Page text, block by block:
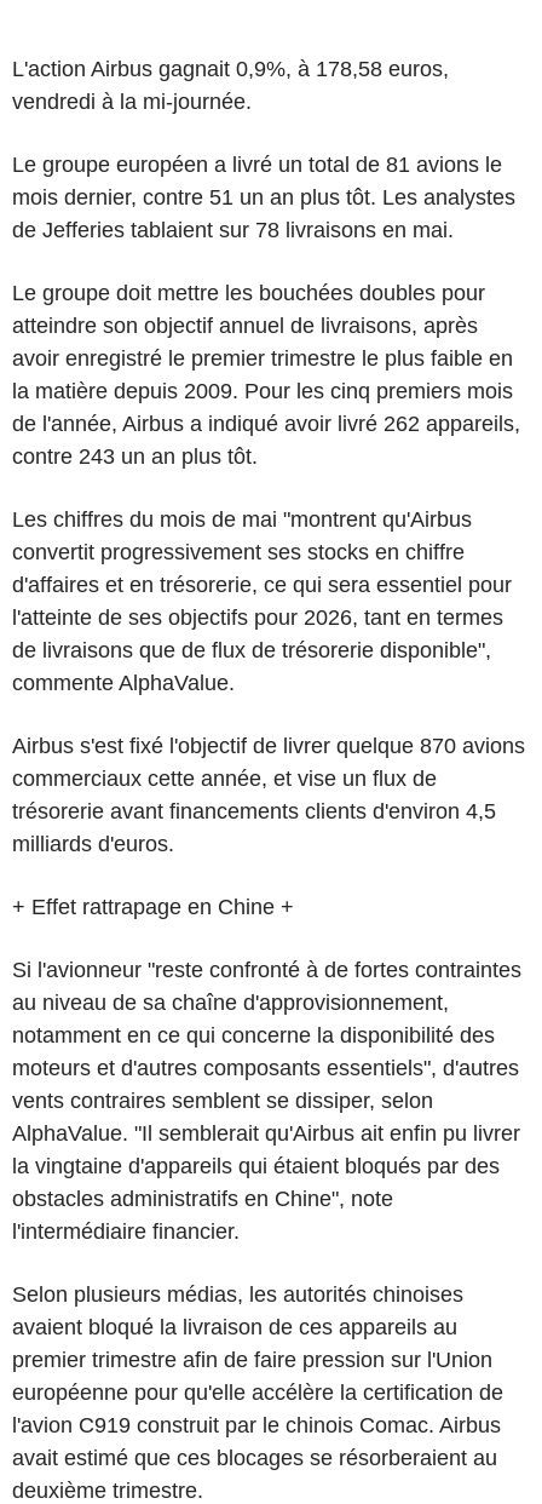
L'action Airbus gagnait 0,9%, à 178,58 euros,
vendredi à la mi-journée.
Le groupe européen a livré un total de 81 avions le
mois dernier, contre 51 un an plus tôt. Les analystes
de Jefferies tablaient sur 78 livraisons en mai.
Le groupe doit mettre les bouchées doubles pour
atteindre son objectif annuel de livraisons, après
avoir enregistré le premier trimestre le plus faible en
la matière depuis 2009. Pour les cinq premiers mois
de l'année, Airbus a indiqué avoir livré 262 appareils,
contre 243 un an plus tôt.
Les chiffres du mois de mai "montrent qu'Airbus
convertit progressivement ses stocks en chiffre
d'affaires et en trésorerie, ce qui sera essentiel pour
l'atteinte de ses objectifs pour 2026, tant en termes
de livraisons que de flux de trésorerie disponible",
commente AlphaValue.
Airbus s'est fixé l'objectif de livrer quelque 870 avions
commerciaux cette année, et vise un flux de
trésorerie avant financements clients d'environ 4,5
milliards d'euros.
+ Effet rattrapage en Chine +
Si l'avionneur "reste confronté à de fortes contraintes
au niveau de sa chaîne d'approvisionnement,
notamment en ce qui concerne la disponibilité des
moteurs et d'autres composants essentiels", d'autres
vents contraires semblent se dissiper, selon
AlphaValue. "Il semblerait qu'Airbus ait enfin pu livrer
la vingtaine d'appareils qui étaient bloqués par des
obstacles administratifs en Chine", note
l'intermédiaire financier.
Selon plusieurs médias, les autorités chinoises
avaient bloqué la livraison de ces appareils au
premier trimestre afin de faire pression sur l'Union
européenne pour qu'elle accélère la certification de
l'avion C919 construit par le chinois Comac. Airbus
avait estimé que ces blocages se résorberaient au
deuxième trimestre.